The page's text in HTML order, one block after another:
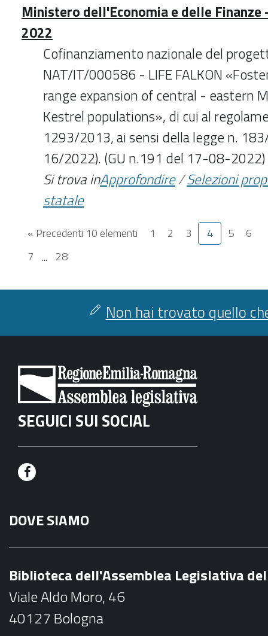
Ministero dell'Economia e delle Finanze
2022
Cofinanziamento nazionale del
NAT/IT/000586 - LIFE FALKON
range expansion of central - eastern
Kestrel populations», di cui al
1293/2013, ai sensi della legge n.
16/2022). (GU n.191 del 17-08-2022)
Si trova inApprofondire/Selezioni
statale
« Precedenti 10 elementi 1 2 3 4 5
6
7 ... 28
Non hai trovato quello
SEGUICI SUI SOCIAL
F
c
e
o
k
DOVE SIAMO
Biblioteca dell'Assemblea Legislativa
Viale Aldo Moro, 46
40127 Bologna